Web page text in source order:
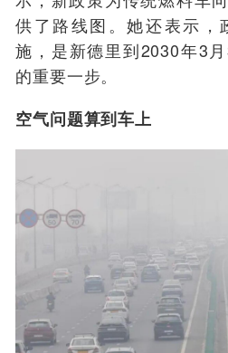
供了路线图。她还表示，
施，是新德里到2030年3
的重要一步。
空气问题算到车上